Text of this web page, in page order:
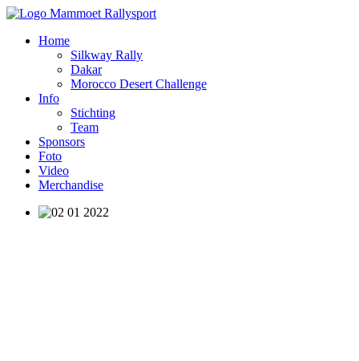
Home
Silkway Rally
Dakar
Morocco Desert Challenge
Info
Stichting
Team
Sponsors
Foto
Video
Merchandise